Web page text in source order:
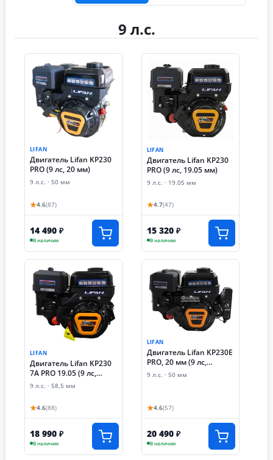
9 л.с.
LIFAN
Двигатель Lifan KP230
PRO (9 лс, 20 мм)
9 л.с. · 50 мм
★4.6(87)
14 490 ₽
В наличии
LIFAN
Двигатель Lifan KP230
PRO (9 лс, 19.05 мм)
9 л.с. · 19.05 мм
★4.7(47)
15 320 ₽
В наличии
LIFAN
Двигатель Lifan KP230
7А PRO 19.05 (9 лс,
катушка 7А, 19.05 мм)
9 л.с. · 58,5 мм
★4.6(88)
18 990 ₽
В наличии
LIFAN
Двигатель Lifan KP230E
PRO, 20 мм (9 лс,
электростартер, 20 мм)
9 л.с. · 50 мм
★4.6(57)
20 490 ₽
В наличии